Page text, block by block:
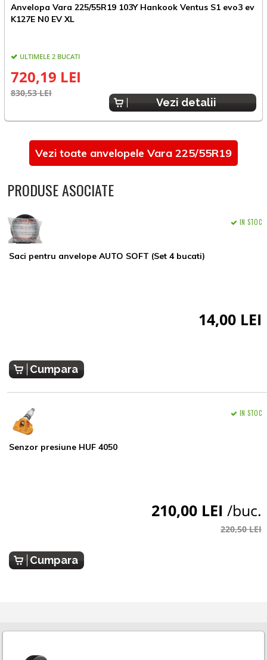
Anvelopa Vara 225/55R19 103Y Hankook Ventus S1 evo3 ev
K127E N0 EV XL
ULTIMELE 2 BUCATI
720,19 LEI
830,53 LEI
Vezi detalii
Vezi toate anvelopele Vara 225/55R19
PRODUSE ASOCIATE
Saci pentru anvelope AUTO SOFT (Set 4 bucati)
IN STOC
14,00 LEI
Cumpara
Senzor presiune HUF 4050
IN STOC
210,00 LEI /buc.
220,50 LEI
Cumpara